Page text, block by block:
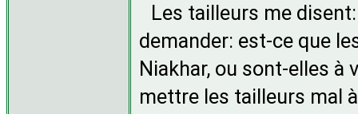
Les tailleurs me
demander: est-ce que
Niakhar, ou sont-elles à
mettre les tailleurs mal